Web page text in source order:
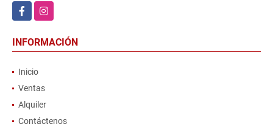
FacebookInstagram
INFORMACIÓN
Inicio
Ventas
Alquiler
Contáctenos